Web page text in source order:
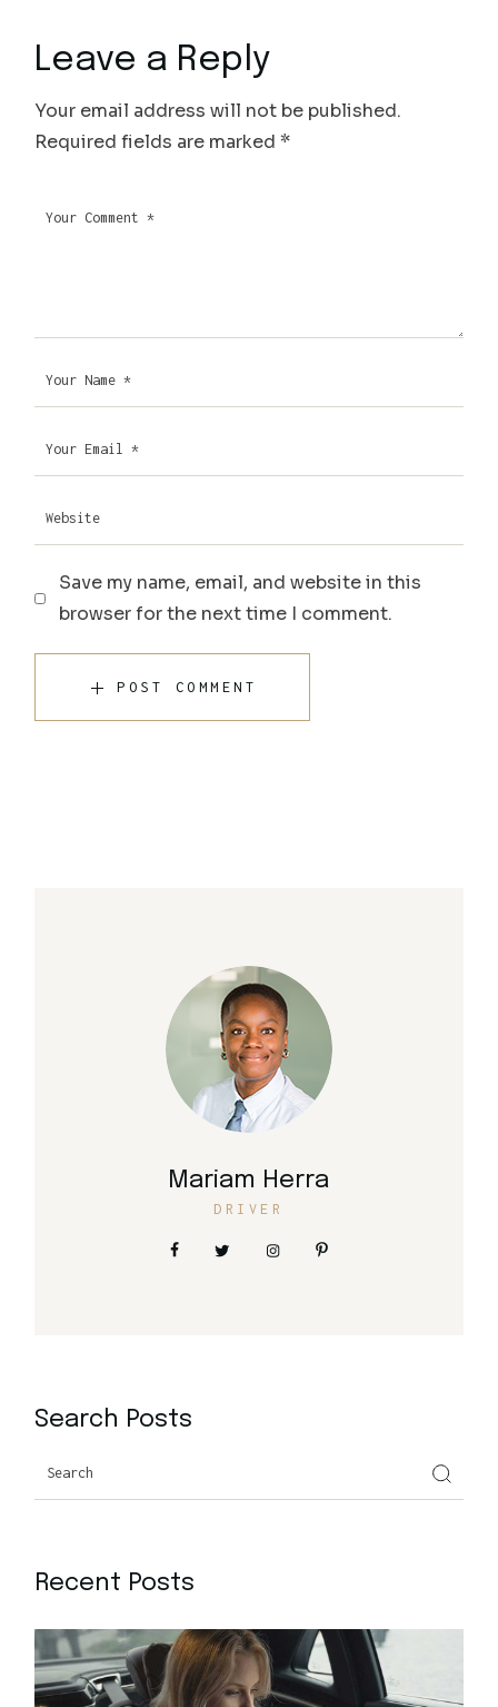
Leave a Reply
Your email address will not be published.
Required fields are marked*
Save my name, email, and website in this
browser for the next time I comment.
POST COMMENT
Mariam Herra
DRIVER
Search Posts
Recent Posts